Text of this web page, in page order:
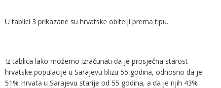
U tablici 3 prikazane su hrvatske obitelji prema tipu.
Iz tablica lako možemo izračunati da je prosječna starost
hrvatske populacije u Sarajevu blizu 55 godina, odnosno da je
51% Hrvata u Sarajevu starije od 55 godina, a da je njih 43%